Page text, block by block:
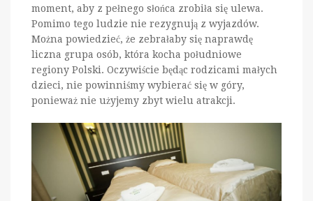
moment, aby z pełnego słońca zrobiła się ulewa.
Pomimo tego ludzie nie rezygnują z wyjazdów.
Można powiedzieć, że zebrałaby się naprawdę
liczna grupa osób, która kocha południowe
regiony Polski. Oczywiście będąc rodzicami małych
dzieci, nie powinniśmy wybierać się w góry,
ponieważ nie użyjemy zbyt wielu atrakcji.